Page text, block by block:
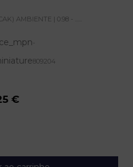
AMBIENTE | 0.98 - ......
-
809204
€